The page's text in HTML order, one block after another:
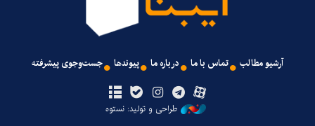
آرشیو مطالب تماس با ما درباره ما پیوندها جست‌وجوی پیشرفته
طراحی و تولید: نستوه